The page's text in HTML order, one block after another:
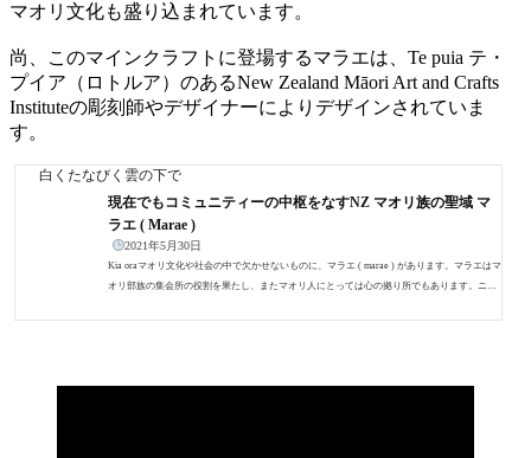
マオリ文化も盛り込まれています。
尚、このマインクラフトに登場するマラエは、Te puia テ・
プイア（ロトルア）のあるNew Zealand Māori Art and Crafts
Instituteの彫刻師やデザイナーによりデザインされていま
す。
白くたなびく雲の下で
現在でもコミュニティーの中枢をなすNZ マオリ族の聖域 マ
ラエ ( Marae )
2021年5月30日
Kia oraマオリ文化や社会の中で欠かせないものに、マラエ ( marae ) があります。マラエはマ
オリ部族の集会所の役割を果たし、またマオリ人にとっては心の拠り所でもあります。ニュ